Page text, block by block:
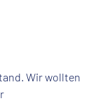
Wir wollten